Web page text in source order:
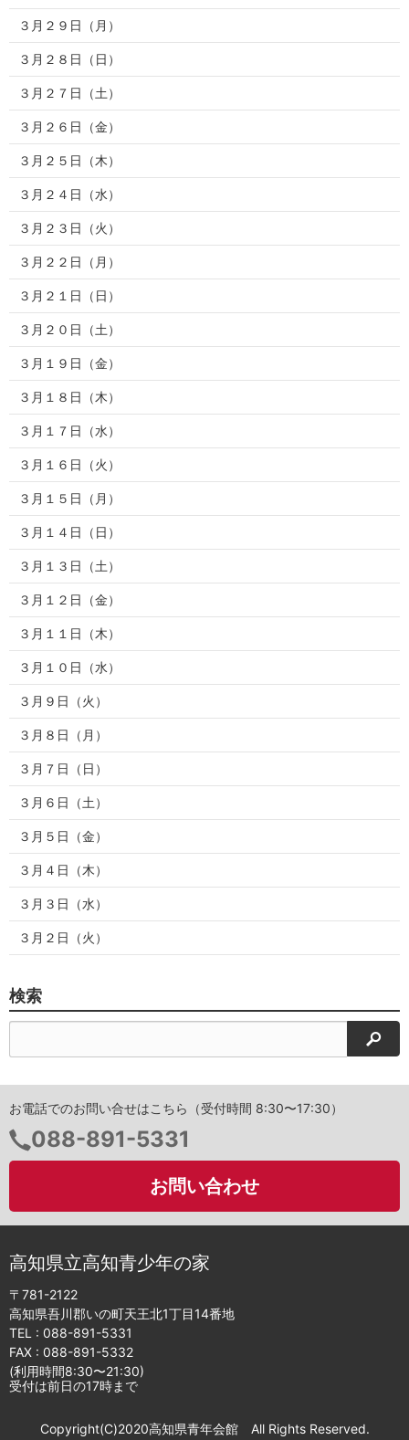
３月２９日（月）
３月２８日（日）
３月２７日（土）
３月２６日（金）
３月２５日（木）
３月２４日（水）
３月２３日（火）
３月２２日（月）
３月２１日（日）
３月２０日（土）
３月１９日（金）
３月１８日（木）
３月１７日（水）
３月１６日（火）
３月１５日（月）
３月１４日（日）
３月１３日（土）
３月１２日（金）
３月１１日（木）
３月１０日（水）
３月９日（火）
３月８日（月）
３月７日（日）
３月６日（土）
３月５日（金）
３月４日（木）
３月３日（水）
３月２日（火）
検索
検索
お電話でのお問い合せはこちら（受付時間 8:30〜17:30）
電
話
号：
088-891-5331
お問い合わせ
高知県立高知青少年の家
〒781-2122
高知県吾川郡いの町天王北1丁目14番地
TEL : 088-891-5331
FAX : 088-891-5332
(利用時間8:30〜21:30)
受付は前日の17時まで
Copyright(C)2020高知県青年会館 All Rights Reserved.